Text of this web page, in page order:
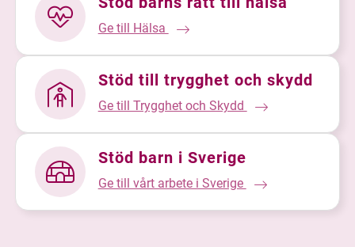
Ge till Hälsa
Stöd till trygghet och skydd
Ge till Trygghet och Skydd
Stöd barn i Sverige
Ge till vårt arbete i Sverige